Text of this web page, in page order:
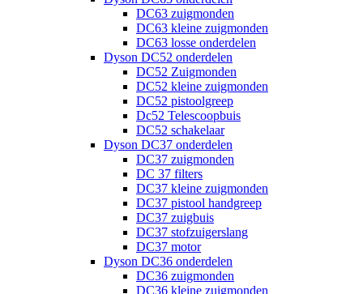
DC63 zuigmonden
DC63 kleine zuigmonden
DC63 losse onderdelen
Dyson DC52 onderdelen
DC52 Zuigmonden
DC52 kleine zuigmonden
DC52 pistoolgreep
Dc52 Telescoopbuis
DC52 schakelaar
Dyson DC37 onderdelen
DC37 zuigmonden
DC 37 filters
DC37 kleine zuigmonden
DC37 pistool handgreep
DC37 zuigbuis
DC37 stofzuigerslang
DC37 motor
Dyson DC36 onderdelen
DC36 zuigmonden
DC36 kleine zuigmonden